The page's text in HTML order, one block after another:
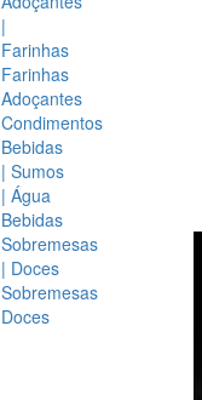
|
Farinhas
Farinhas
Adoçantes
Condimentos
Bebidas
| Sumos
| Água
Bebidas
Sobremesas
| Doces
Sobremesas
Doces